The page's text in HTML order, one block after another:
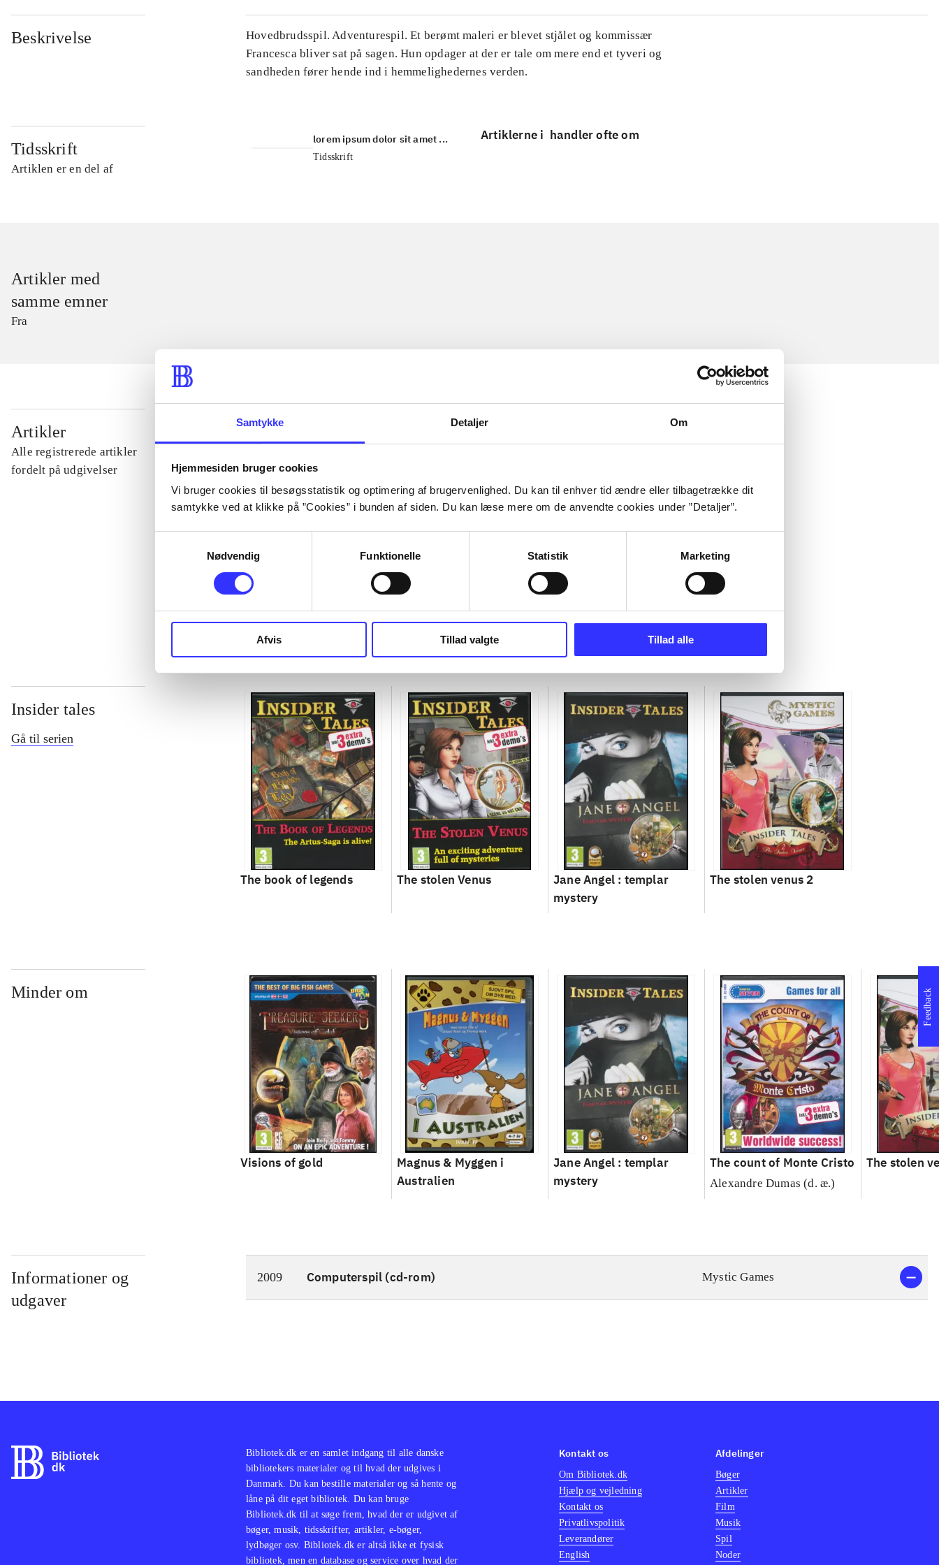
Samtykke Detaljer Om
Hjemmesiden bruger cookies
Vi bruger cookies til besøgsstatistik og optimering af brugervenlighed. Du kan til enhver tid ændre eller tilbagetrække dit
samtykke ved at klikke på ”Cookies” i bunden af siden. Du kan læse mere om de anvendte cookies under ”Detaljer”.
Nødvendig
Funktionelle Statistik Marketing
Afvis Tillad valgte Tillad alle
Beskrivelse
Hovedbrudsspil. Adventurespil. Et berømt maleri er blevet stjålet og kommissær
Francesca bliver sat på sagen. Hun opdager at der er tale om mere end et tyveri og
sandheden fører hende ind i hemmelighedernes verden.
Tidsskrift
Artiklen er en del af
lorem ipsum dolor sit amet ...
Tidsskrift
Artiklerne i handler ofte om
Artikler med
samme emner
Fra
Artikler
Alle registrerede artikler
fordelt på udgivelser
...
...
...
...
Insider tales
Gå til serien
The book of legends The stolen Venus
Jane Angel : templar
mystery
The stolen venus 2
Minder om
Visions of gold
Magnus & Myggen i
Australien
Jane Angel : templar
mystery
The count of Monte Cristo
Alexandre Dumas (d. æ.)
The stolen
Informationer og
udgaver
2009 Computerspil (cd-rom) Mystic Games
Feedback
Bibliotek.dk er en samlet indgang til alle danske
bibliotekers materialer og til hvad der udgives i
Danmark. Du kan bestille materialer og så hente og
låne på dit eget bibliotek. Du kan bruge
Bibliotek.dk til at søge frem, hvad der er udgivet af
bøger, musik, tidsskrifter, artikler, e-bøger,
lydbøger osv. Bibliotek.dk er altså ikke et fysisk
bibliotek, men en database og service over hvad der
Kontakt os
Om Bibliotek.dk
Hjælp og vejledning
Kontakt os
Privatlivspolitik
Leverandører
English
Afdelinger
Bøger
Artikler
Film
Musik
Spil
Noder